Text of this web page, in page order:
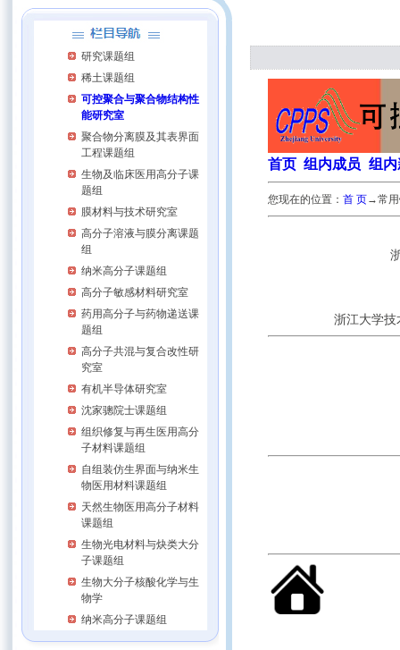
研究课题组
稀土课题组
可控聚合与聚合物结构性
能研究室
聚合物分离膜及其表界面
工程课题组
生物及临床医用高分子课
题组
膜材料与技术研究室
高分子溶液与膜分离课题
组
纳米高分子课题组
高分子敏感材料研究室
药用高分子与药物递送课
题组
高分子共混与复合改性研
究室
有机半导体研究室
沈家骢院士课题组
组织修复与再生医用高分
子材料课题组
自组装仿生界面与纳米生
物医用材料课题组
天然生物医用高分子材料
课题组
生物光电材料与炔类大分
子课题组
生物大分子核酸化学与生
物学
纳米高分子课题组
首页 组内成员 组
您现在的位置： 首 页→常用
浙江大学技